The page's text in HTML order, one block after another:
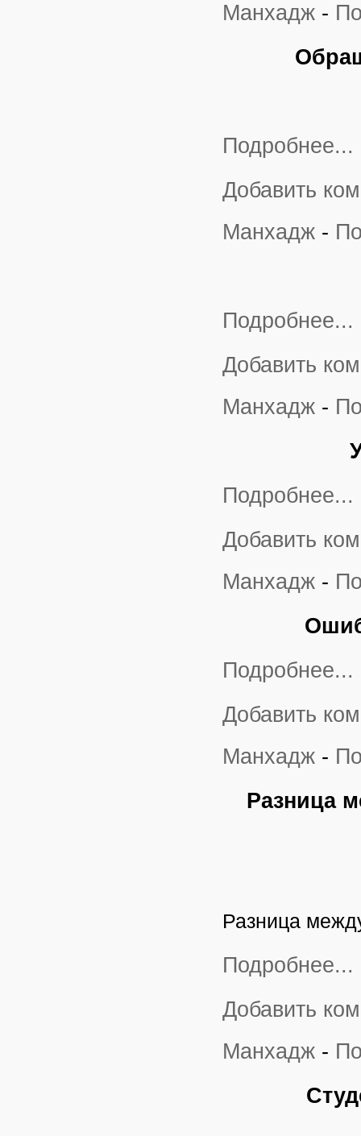
Манхадж -
Подробнее...
Добавить
Манхадж -
Подробнее...
Добавить
Манхадж -
Подробнее...
Добавить
Манхадж -
Подробнее...
Добавить
Манхадж -
Разница
Разница
Подробнее...
Добавить
Манхадж -